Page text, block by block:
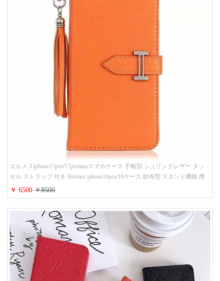
エルメスiphone17pro/17promaxスマホケース 手帳型 シュリンクレザー タッ
セル ストラップ 付き Hermes iphone16pro/16ケース 財布型 スタンド機能 携
帯カバー ハイ ブランド アイフォーン15/14/13ケース 手帳 レディース 人気
￥ 6500￥8500